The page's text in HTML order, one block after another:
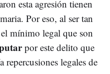
esta agresión tienen
Por eso, al ser tan
mínimo legal que son
por este delito que
legales de